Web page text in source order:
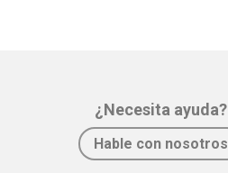
¿Necesita ayuda?
Hable con nosotros